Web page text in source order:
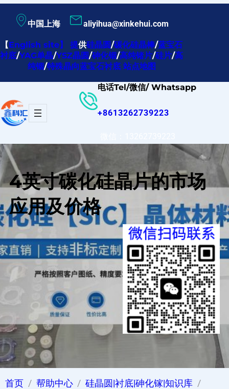
内
容
中国上海 aliyihua@xinkehui.com
【English site】提供硅晶圆/碳化硅晶棒/蓝宝石
衬底/YAG单晶/YSZ晶圆/砷化铟/高纯锗片/硅片/高
纯铟/特殊晶向蓝宝石衬底 站点地图
电话Tel/微信/ Whatsapp
+8613262739223
4英寸碳化硅晶片的市场
应用及价格
首页 帮助中心
硅晶圆|衬底|砷化镓|知识库